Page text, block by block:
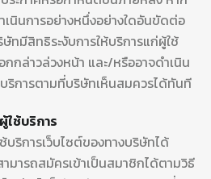
เนินการอย่างหนึ่งอย่างใดอันขัดต่อ
ทมีสิทธิระงับการให้บริการแก่ผู้ใช้
กล่าวล่วงหน้า และ/หรืออาจดำเนิน
ริการตามที่บริษัทเห็นสมควรได้ทันที
ใช้บริการ
บริการเว็บไซต์ของทางบริษัทได้
มารถสมัครเข้าเป็นสมาชิกได้ตามวิธี